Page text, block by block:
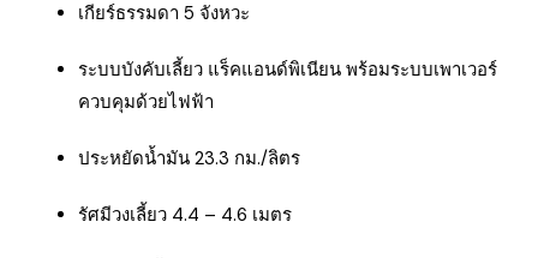
เกียร์ธรรมดา 5 จังหวะ
ระบบบังคับเลี้ยว แร็คแอนด์พิเนียน พร้อมระบบเพาเวอร์
ควบคุมด้วยไฟฟ้า
ประหยัดน้ำมัน 23.3 กม./ลิตร
รัศมีวงเลี้ยว 4.4 – 4.6 เมตร